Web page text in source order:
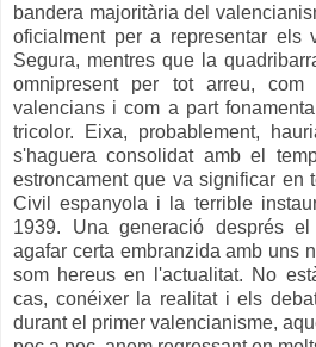
bandera majoritària del
oficialment per a representar els
Segura, mentres que la
omnipresent per tot arreu,
valencians i com a part
tricolor. Eixa, probablement,
s'haguera consolidat amb el
estroncament que va significar en
Civil espanyola i la terrible
1939. Una generació després
agafar certa embranzida amb uns
som hereus en l'actualitat. No
cas, conéixer la realitat i els
durant el primer valencianisme,